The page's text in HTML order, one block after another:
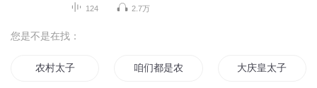
124 2.7万
您是不是在找：
农村太子 咱们都是农村人 大庆皇太子